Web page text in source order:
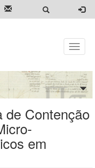
Toggle
de Contenção
em